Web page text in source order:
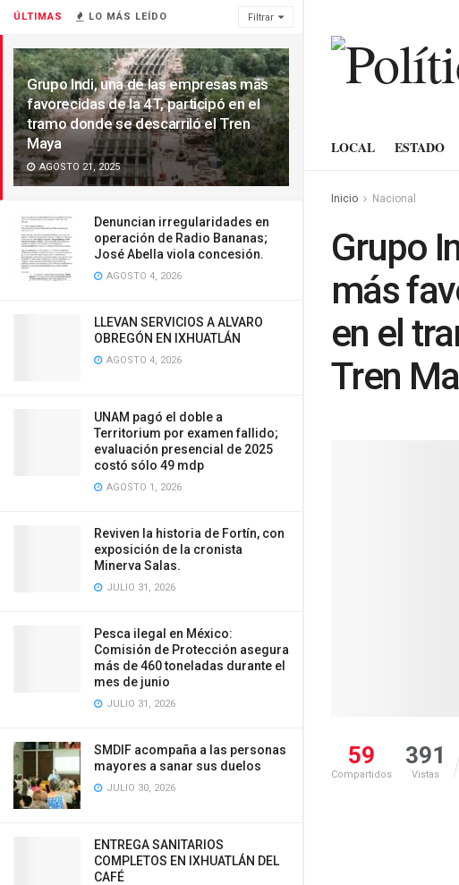
ÚLTIMAS LO MÁS LEÍDO Filtrar
Grupo Indi, una de las empresas más
favorecidas de la 4T, participó en el
tramo donde se descarriló el Tren
Maya
AGOSTO 21, 2025
Denuncian irregularidades en
operación de Radio Bananas;
José Abella viola concesión.
AGOSTO 4, 2026
LLEVAN SERVICIOS A ALVARO
OBREGÓN EN IXHUATLÁN
AGOSTO 4, 2026
UNAM pagó el doble a
Territorium por examen fallido;
evaluación presencial de 2025
costó sólo 49 mdp
AGOSTO 1, 2026
Reviven la historia de Fortín, con
exposición de la cronista
Minerva Salas.
JULIO 31, 2026
Pesca ilegal en México:
Comisión de Protección asegura
más de 460 toneladas durante el
mes de junio
JULIO 31, 2026
SMDIF acompaña a las personas
mayores a sanar sus duelos
JULIO 30, 2026
ENTREGA SANITARIOS
COMPLETOS EN IXHUATLÁN DEL
CAFÉ
LOCAL ESTADO
Inicio Nacional
Grupo
más
en el
Tren
59
Compartidos
391
Vistas